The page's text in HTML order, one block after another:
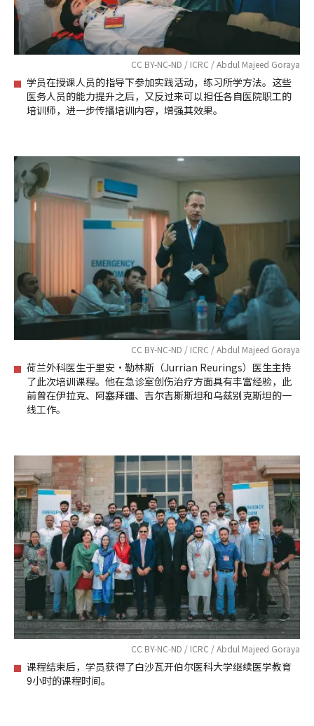
CC BY-NC-ND / ICRC / Abdul Majeed Goraya
学员在授课人员的指导下参加实践活动，练习所学方法。这些
医务人员的能力提升之后，又反过来可以担任各自医院职工的
培训师，进一步传播培训内容，增强其效果。
CC BY-NC-ND / ICRC / Abdul Majeed Goraya
荷兰外科医生于里安·勒林斯（Jurrian Reurings）医生主持
了此次培训课程。他在急诊室创伤治疗方面具有丰富经验，此
前曾在伊拉克、阿塞拜疆、吉尔吉斯斯坦和乌兹别克斯坦的一
线工作。
CC BY-NC-ND / ICRC / Abdul Majeed Goraya
课程结束后，学员获得了白沙瓦开伯尔医科大学继续医学教育
9小时的课程时间。